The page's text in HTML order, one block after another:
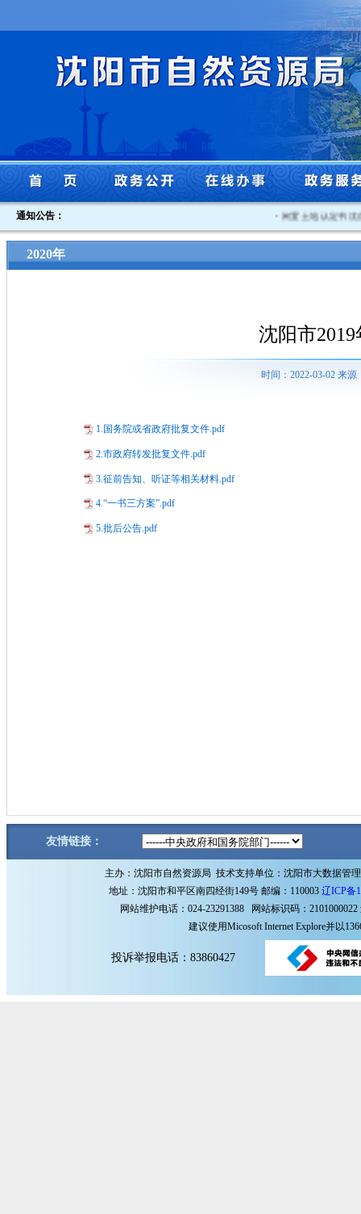
通知公告： 闲置土地认定书沈
2020年
沈阳市
时间：2022-03-02 来
1.国务院或省政府批复文件.pdf
2.市政府转发批复文件.pdf
3.征前告知、听证等相关材料.pdf
4.“一书三方案”.pdf
5.批后公告.pdf
友情链接：
主办：沈阳市自然资源局 技术支持单位：沈阳市大数据管
地址：沈阳市和平区南四经街149号 邮编：110003 辽ICP备
网站维护电话：024-23291388 网站标识码：2101000022
建议使用Micosoft Internet Explore并以
投诉举报电话：83860427